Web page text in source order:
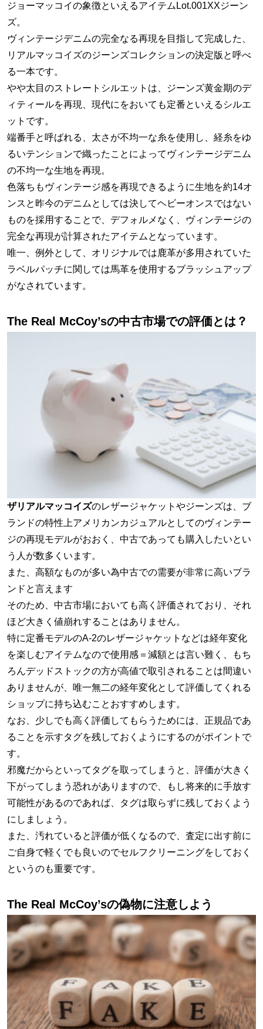
ジョーマッコイの象徴といえるアイテムLot.001XXジーン
ズ。
ヴィンテージデニムの完全なる再現を目指して完成した、
リアルマッコイズのジーンズコレクションの決定版と呼べ
る一本です。
やや太目のストレートシルエットは、ジーンズ黄金期のデ
ィティールを再現、現代にをおいても定番といえるシルエ
ットです。
端番手と呼ばれる、太さが不均一な糸を使用し、経糸をゆ
るいテンションで織ったことによってヴィンテージデニム
の不均一な生地を再現。
色落ちもヴィンテージ感を再現できるように生地を約14オ
ンスと昨今のデニムとしては決してヘビーオンスではない
ものを採用することで、デフォルメなく、ヴィンテージの
完全な再現が計算されたアイテムとなっています。
唯一、例外として、オリジナルでは鹿革が多用されていた
ラベルパッチに関しては馬革を使用するブラッシュアップ
がなされています。
The Real McCoy’sの中古市場での評価とは？
ザリアルマッコイズのレザージャケットやジーンズは、ブ
ランドの特性上アメリカンカジュアルとしてのヴィンテー
ジの再現モデルがおおく、中古であっても購入したいとい
う人が数多くいます。
また、高額なものが多い為中古での需要が非常に高いブラ
ンドと言えます
そのため、中古市場においても高く評価されており、それ
ほど大きく値崩れすることはありません。
特に定番モデルのA-2のレザージャケットなどは経年変化
を楽しむアイテムなので使用感＝減額とは言い難く、もち
ろんデッドストックの方が高値で取引されることは間違い
ありませんが、唯一無二の経年変化として評価してくれる
ショップに持ち込むことおすすめします。
なお、少しでも高く評価してもらうためには、正規品であ
ることを示すタグを残しておくようにするのがポイントで
す。
邪魔だからといってタグを取ってしまうと、評価が大きく
下がってしまう恐れがありますので、もし将来的に手放す
可能性があるのであれば、タグは取らずに残しておくよう
にしましょう。
また、汚れていると評価が低くなるので、査定に出す前に
ご自身で軽くでも良いのでセルフクリーニングをしておく
というのも重要です。
The Real McCoy’sの偽物に注意しよう